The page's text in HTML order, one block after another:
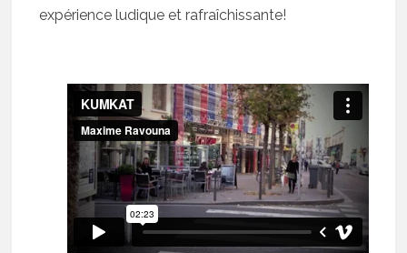
expérience ludique et rafraîchissante!